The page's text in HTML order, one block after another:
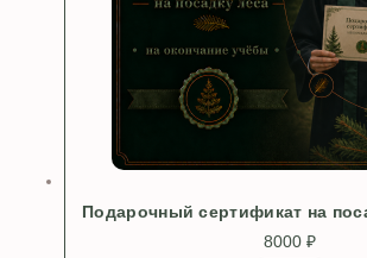
Подарочный сертификат на
8000 ₽